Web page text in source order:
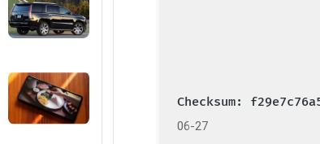
06-27